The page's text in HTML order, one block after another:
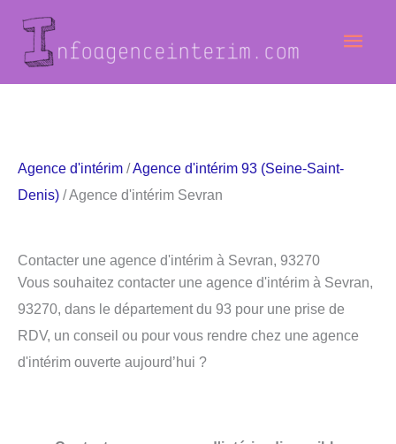
contenu
Agence d'intérim /Agence d'intérim 93 (Seine-Saint-
Denis) / Agence d'intérim Sevran
Contacter une agence d'intérim à Sevran, 93270
Vous souhaitez contacter une agence d'intérim à Sevran,
93270, dans le département du 93 pour une prise de
RDV, un conseil ou pour vous rendre chez une agence
d'intérim ouverte aujourd’hui ?